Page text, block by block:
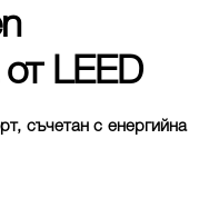
LEED
съчетан с енергийна